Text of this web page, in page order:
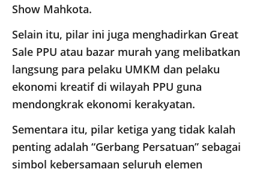
Show Mahkota.
Selain itu, pilar ini juga menghadirkan Great
Sale PPU atau bazar murah yang melibatkan
langsung para pelaku UMKM dan pelaku
ekonomi kreatif di wilayah PPU guna
mendongkrak ekonomi kerakyatan.
​Sementara itu, pilar ketiga yang tidak kalah
penting adalah “Gerbang Persatuan” sebagai
simbol kebersamaan seluruh elemen